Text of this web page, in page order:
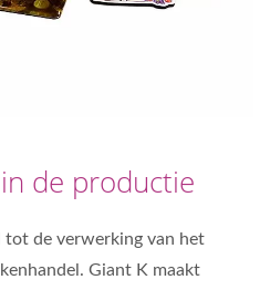
de productie
tot de verwerking van het
Giant K maakt